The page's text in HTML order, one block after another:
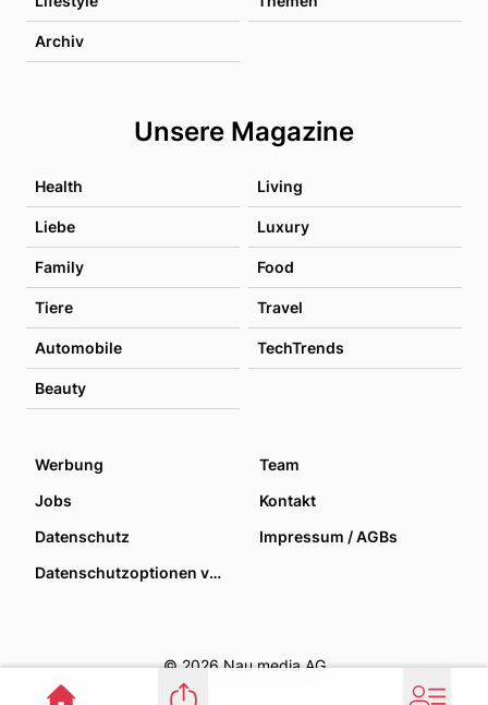
Archiv
Unsere Magazine
Health Living
Liebe Luxury
Family Food
Tiere Travel
Automobile TechTrends
Beauty
Werbung
Team
Jobs
Kontakt
Datenschutz
Impressum / AGBs
Datenschutzoptionen verwalten
© 2026 Nau media AG